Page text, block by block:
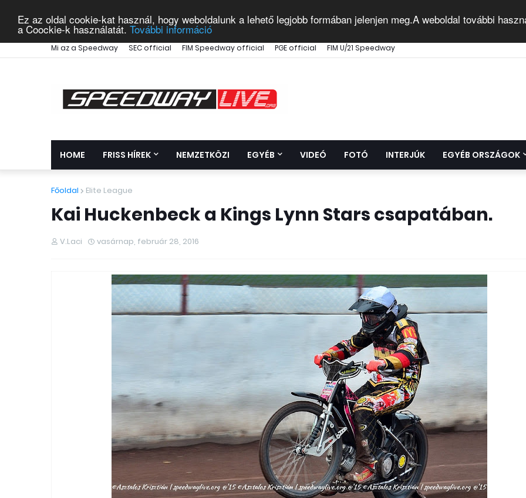
Ez az oldal cookie-kat használ, hogy weboldalunk a lehető legjobb formában jelenjen meg.A weboldal további
a Coockie-k használatát. További információ
Mi az a Speedway SEC official FIM Speedway official PGE official FIM U/21 Speedway
HOME FRISS HÍREK NEMZETKÖZI EGYÉB VIDEÓ FOTÓ INTERJÚK EGYÉB ORSZÁGOK
Főoldal Elite League
Kai Huckenbeck a Kings Lynn Stars csapatában.
V.Laci vasárnap, február 28, 2016